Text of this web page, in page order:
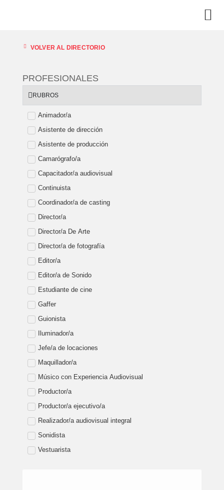
VOLVER AL DIRECTORIO
PROFESIONALES
RUBROS
Animador/a
Asistente de dirección
Asistente de producción
Camarógrafo/a
Capacitador/a audiovisual
Continuista
Coordinador/a de casting
Director/a
Director/a De Arte
Director/a de fotografía
Editor/a
Editor/a de Sonido
Estudiante de cine
Gaffer
Guionista
Iluminador/a
Jefe/a de locaciones
Maquillador/a
Músico con Experiencia Audiovisual
Productor/a
Productor/a ejecutivo/a
Realizador/a audiovisual integral
Sonidista
Vestuarista